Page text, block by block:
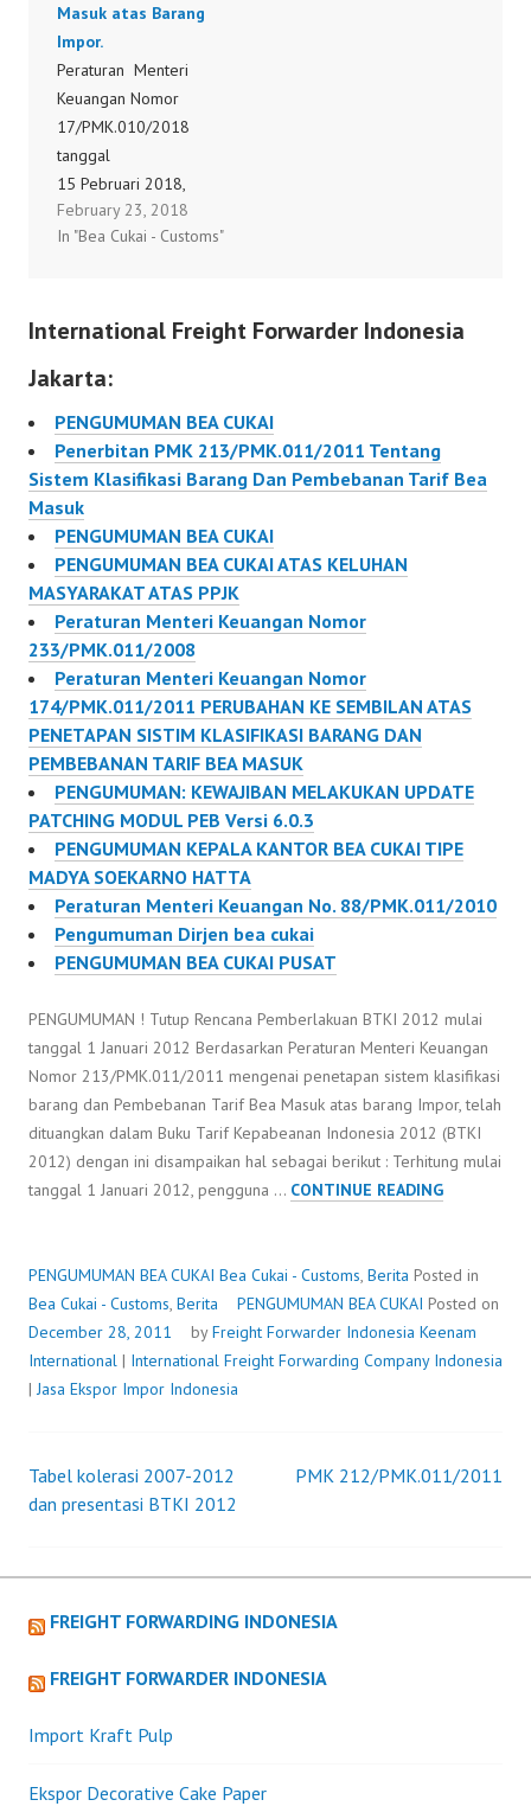
Masuk atas Barang
Impor.
Peraturan Menteri
Keuangan Nomor
17/PMK.010/2018
tanggal
15 Pebruari 2018,
tentang Perubahan
Kedua atas Peraturan
6/PMK.010/2017
Sistem Klasifikasi
Barang dan
Pembebanan Tarif Bea
Masuk atas Barang
Impor.
17/PMK.010/2018
February 23, 2018
In "Bea Cukai - Customs"
International Freight Forwarder Indonesia
Jakarta:
PENGUMUMAN BEA CUKAI
Penerbitan PMK 213/PMK.011/2011 Tentang
Sistem Klasifikasi Barang Dan Pembebanan Tarif Bea
Masuk
PENGUMUMAN BEA CUKAI
PENGUMUMAN BEA CUKAI ATAS KELUHAN
MASYARAKAT ATAS PPJK
Peraturan Menteri Keuangan Nomor
233/PMK.011/2008
Peraturan Menteri Keuangan Nomor
174/PMK.011/2011 PERUBAHAN KE SEMBILAN ATAS
PENETAPAN SISTIM KLASIFIKASI BARANG DAN
PEMBEBANAN TARIF BEA MASUK
PENGUMUMAN: KEWAJIBAN MELAKUKAN UPDATE
PATCHING MODUL PEB Versi 6.0.3
PENGUMUMAN KEPALA KANTOR BEA CUKAI TIPE
MADYA SOEKARNO HATTA
Peraturan Menteri Keuangan No. 88/PMK.011/2010
Pengumuman Dirjen bea cukai
PENGUMUMAN BEA CUKAI PUSAT
PENGUMUMAN ! Tutup Rencana Pemberlakuan BTKI 2012 mulai
tanggal 1 Januari 2012 Berdasarkan Peraturan Menteri Keuangan
Nomor 213/PMK.011/2011 mengenai penetapan sistem klasifikasi
barang dan Pembebanan Tarif Bea Masuk atas barang Impor, telah
dituangkan dalam Buku Tarif Kepabeanan Indonesia 2012 (BTKI
2012) dengan ini disampaikan hal sebagai berikut : Terhitung mulai
tanggal 1 Januari 2012, pengguna … CONTINUE READING
PENGUMUMAN BEA CUKAI Bea Cukai - Customs, Berita Posted in
Bea Cukai - Customs, Berita PENGUMUMAN BEA CUKAI Posted on
December 28, 2011
byFreight Forwarder Indonesia Keenam
International | International Freight Forwarding Company Indonesia
|Jasa Ekspor Impor Indonesia
Post
Tabel kolerasi 2007-2012
dan presentasi BTKI 2012
PMK 212/PMK.011/2011
FREIGHT FORWARDING INDONESIA
FREIGHT FORWARDER INDONESIA
Import Kraft Pulp
Ekspor Decorative Cake Paper